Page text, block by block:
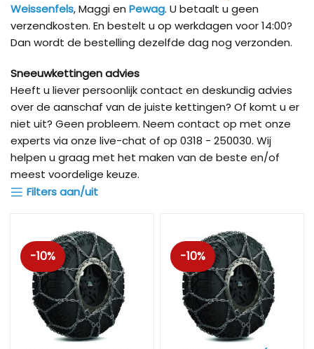
Weissenfels, Maggi en Pewag. U betaalt u geen
verzendkosten. En bestelt u op werkdagen voor 14:00?
Dan wordt de bestelling dezelfde dag nog verzonden.
Sneeuwkettingen advies
Heeft u liever persoonlijk contact en deskundig advies
over de aanschaf van de juiste kettingen? Of komt u er
niet uit? Geen probleem. Neem contact op met onze
experts via onze live-chat of op 0318 - 250030. Wij
helpen u graag met het maken van de beste en/of
meest voordelige keuze.
Filters aan/uit
-10% -10%